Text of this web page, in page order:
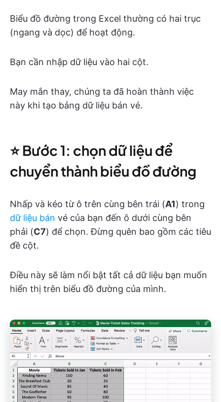
Biểu đồ đường trong Excel thường có hai trục
(ngang và dọc) để hoạt động.
Bạn cần nhập dữ liệu vào hai cột.
May mắn thay, chúng ta đã hoàn thành việc
này khi tạo bảng dữ liệu bán vé.
⭐️ Bước 1: chọn dữ liệu để
chuyển thành biểu đồ đường
Nhấp và kéo từ ô trên cùng bên trái (A1) trong
dữ liệu bán vé của bạn đến ô dưới cùng bên
phải (C7) để chọn. Đừng quên bao gồm các tiêu
đề cột.
Điều này sẽ làm nổi bật tất cả dữ liệu bạn muốn
hiển thị trên biểu đồ đường của mình.